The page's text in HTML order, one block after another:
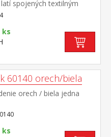
spojených textilným
ks
60140 orech/biela
orech / biela jedna
ks